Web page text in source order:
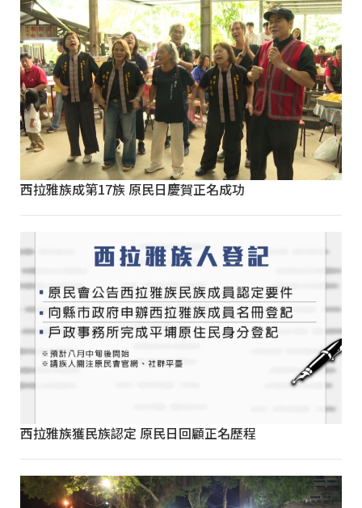
西拉雅族成第17族 原民日慶賀正名成功
西拉雅族獲民族認定 原民日回顧正名歷程